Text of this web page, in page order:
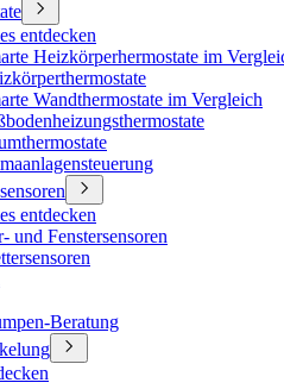
entdecken
Heizkörperhermostate im
Wandthermostate im Vergleich
entdecken
und Fenstersensoren
Beratung